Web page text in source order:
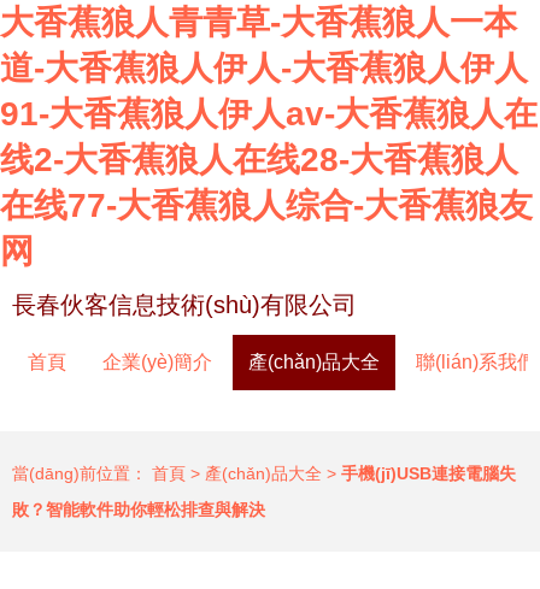
大香蕉狼人青青草-大香蕉狼人一本
道-大香蕉狼人伊人-大香蕉狼人伊人
91-大香蕉狼人伊人av-大香蕉狼人在
线2-大香蕉狼人在线28-大香蕉狼人
在线77-大香蕉狼人综合-大香蕉狼友
网
長春伙客信息技術(shù)有限公司
首頁 企業(yè)簡介 產(chǎn)品大全 聯(lián)系我們
當(dāng)前位置： 首頁 > 產(chǎn)品大全 > 手機(jī)USB連接電腦失
敗？智能軟件助你輕松排查與解決